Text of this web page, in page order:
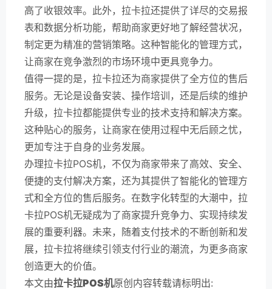
高了收银效率。此外，拉卡拉还提供了详尽的交易报
表和数据分析功能，帮助商家更好地了解经营状况，
制定更为精准的营销策略。这种智能化的管理方式，
让商家在竞争激烈的市场环境中更具竞争力。
值得一提的是，拉卡拉还为商家提供了全方位的售后
服务。无论是设备安装、操作培训，还是后续的维护
升级，拉卡拉都能提供专业的技术支持和解决方案。
这种贴心的服务，让商家在使用过程中无后顾之忧，
更加专注于自身的业务发展。
办理拉卡拉POS机，不仅为商家带来了高效、安全、
便捷的支付解决方案，还为其提供了智能化的管理方
式和全方位的售后服务。在数字化转型的大潮中，拉
卡拉POS机无疑成为了商家提升竞争力、实现持续发
展的重要利器。未来，随着支付技术的不断创新和发
展，拉卡拉将继续引领支付行业的潮流，为更多商家
创造更大的价值。
本文由拉卡拉POS机原创内容转载请标明出: